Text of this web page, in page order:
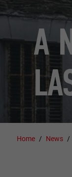
A
Home News